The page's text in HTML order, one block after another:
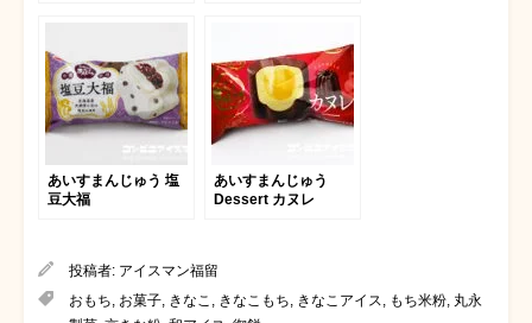
あいすまんじゅう 塩
豆大福
あいすまんじゅう
Dessert カヌレ
投稿者: アイスマン福留
おもち, お菓子, きなこ , きなこもち, きなこアイス, もち米粉, 丸永